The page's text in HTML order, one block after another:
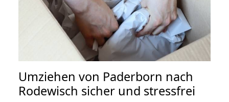
Umziehen von Paderborn nach
Rodewisch sicher und stressfrei